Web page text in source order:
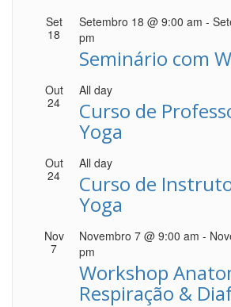
Set
18
Setembro 18 @ 9:00 am -
pm
Seminário com
Out
24
All day
Curso de
Yoga
Out
24
All day
Curso de
Yoga
Nov
7
Novembro 7 @ 9:00 am -
pm
Workshop
Respiração &